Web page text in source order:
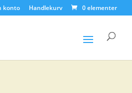
konto Handlekurv 0 elementer